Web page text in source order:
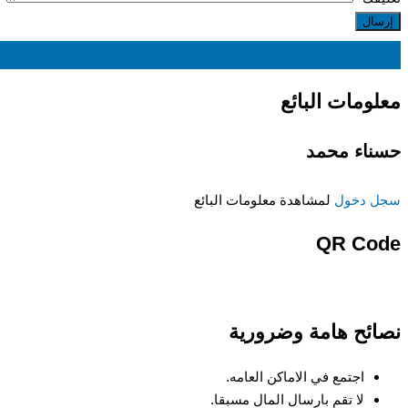
معلومات البائع
حسناء محمد
سجل دخول لمشاهدة معلومات البائع
QR Code
نصائح هامة وضرورية
اجتمع في الاماكن العامه.
لا تقم بارسال المال مسبقا.